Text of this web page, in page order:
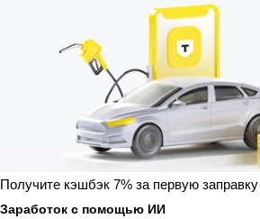
Получите кэшбэк 7% за первую
Заработок с помощью ИИ